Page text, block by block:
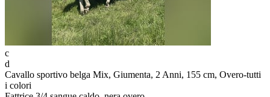
c
d
Cavallo sportivo belga Mix, Giumenta, 2 Anni, 155 cm, Overo-tutti
i colori